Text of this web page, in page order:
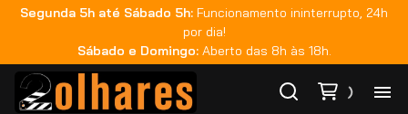
Segunda 5h até Sábado 5h: Funcionamento ininterrupto, 24h
por dia!
Sábado e Domingo: Aberto das 8h às 18h.